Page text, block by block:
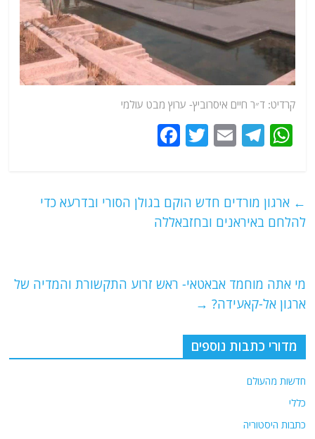
קרדיט: ד״ר חיים איסרוביץ- ערוץ מבט עולמי
W
s
A
T
g
ra
E
l
T
er
e
b
k
← ארגון מורדים חדש הוקם בגולן הסורי ובדרעא כדי
להלחם באיראנים ובחזבאללה
מי אתה מוחמד אבאטאי- ראש זרוע התקשורת והמדיה של
ארגון אל-קאעידה? →
מדורי כתבות נוספים
חדשות מהעולם
כללי
כתבות היסטוריה